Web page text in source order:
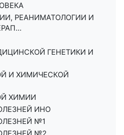
РЕАНИМАТОЛОГИИ И
ГЕНЕТИКИ И
И ХИМИЧЕСКОЙ
ХИМИИ
ИНО
№1